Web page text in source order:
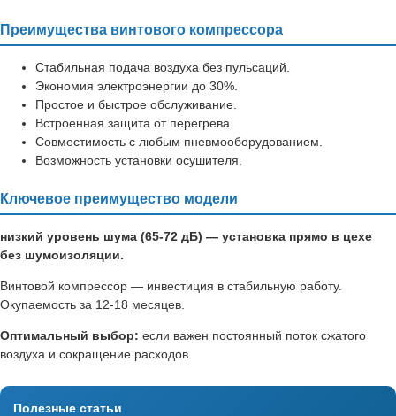
Преимущества винтового компрессора
Стабильная подача воздуха без пульсаций.
Экономия электроэнергии до 30%.
Простое и быстрое обслуживание.
Встроенная защита от перегрева.
Совместимость с любым пневмооборудованием.
Возможность установки осушителя.
Ключевое преимущество модели
низкий уровень шума (65-72 дБ) — установка прямо в цехе
без шумоизоляции.
Винтовой компрессор — инвестиция в стабильную работу.
Окупаемость за 12-18 месяцев.
Оптимальный выбор: если важен постоянный поток сжатого
воздуха и сокращение расходов.
Полезные статьи